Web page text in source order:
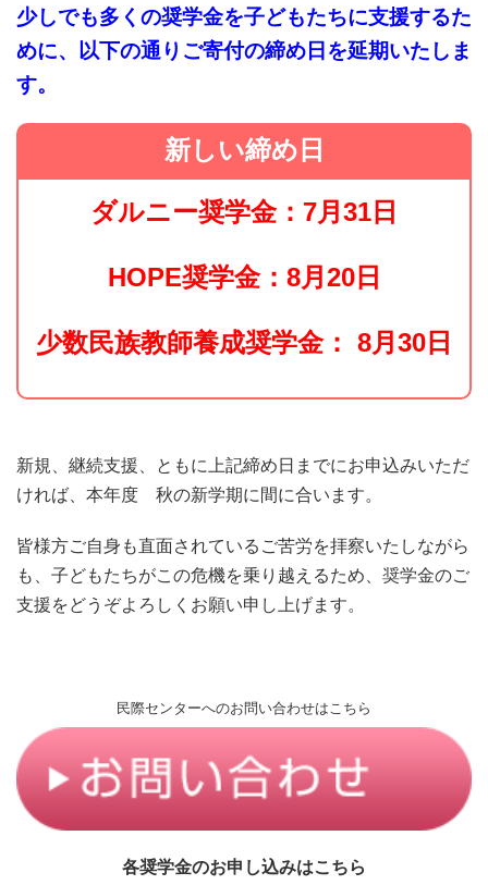
少しでも多くの奨学金を子どもたちに支援するた
めに、以下の通りご寄付の締め日を延期いたしま
す。
新しい締め日
ダルニー奨学金：7月31日
HOPE奨学金：8月20日
少数民族教師養成奨学金： 8月30日
新規、継続支援、ともに上記締め日までにお申込みいただ
ければ、本年度 秋の新学期に間に合います。
皆様⽅ご⾃⾝も直⾯されているご苦労を拝察いたしながら
も、子どもたちがこの危機を乗り越えるため、奨学金のご
支援をどうぞよろしくお願い申し上げます。
民際センターへのお問い合わせはこちら
各奨学金のお申し込みはこちら